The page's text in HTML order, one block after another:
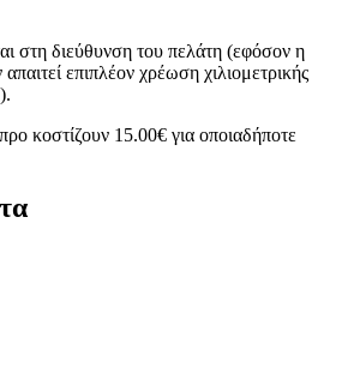
στη διεύθυνση του πελάτη (εφόσον η
επιπλέον χρέωση χιλιομετρικής
κοστίζουν 15.00€ για οποιαδήποτε